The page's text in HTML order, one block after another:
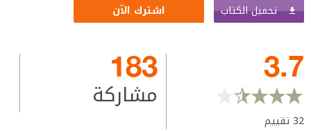
تحميل الكتاب اشترك الآن
3.7
32تقييم
183
مشاركة